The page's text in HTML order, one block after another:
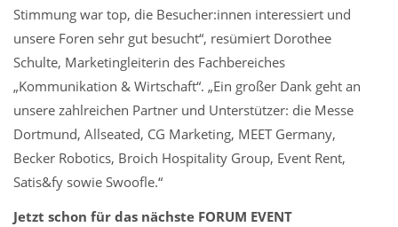
Stimmung war top, die Besucher:innen interessiert und
unsere Foren sehr gut besucht“, resümiert Dorothee
Schulte, Marketingleiterin des Fachbereiches
„Kommunikation & Wirtschaft“. „Ein großer Dank geht an
unsere zahlreichen Partner und Unterstützer: die Messe
Dortmund, Allseated, CG Marketing, MEET Germany,
Becker Robotics, Broich Hospitality Group, Event Rent,
Satis&fy sowie Swoofle.“
Jetzt schon für das nächste FORUM EVENT